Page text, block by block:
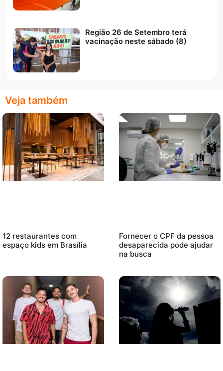
Região 26 de Setembro terá
vacinação neste sábado (8)
Veja também
12 restaurantes com
espaço kids em Brasília
Fornecer o CPF da pessoa
desaparecida pode ajudar
na busca